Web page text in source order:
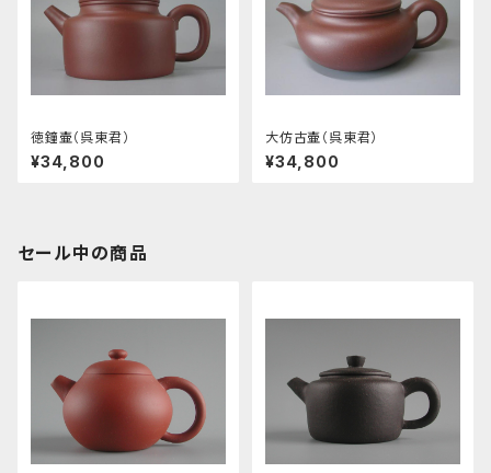
徳鐘壷（呉東君）
¥34,800
大仿古壷（呉東君）
¥34,800
セール中の商品